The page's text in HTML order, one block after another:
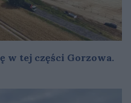
w tej części Gorzowa.